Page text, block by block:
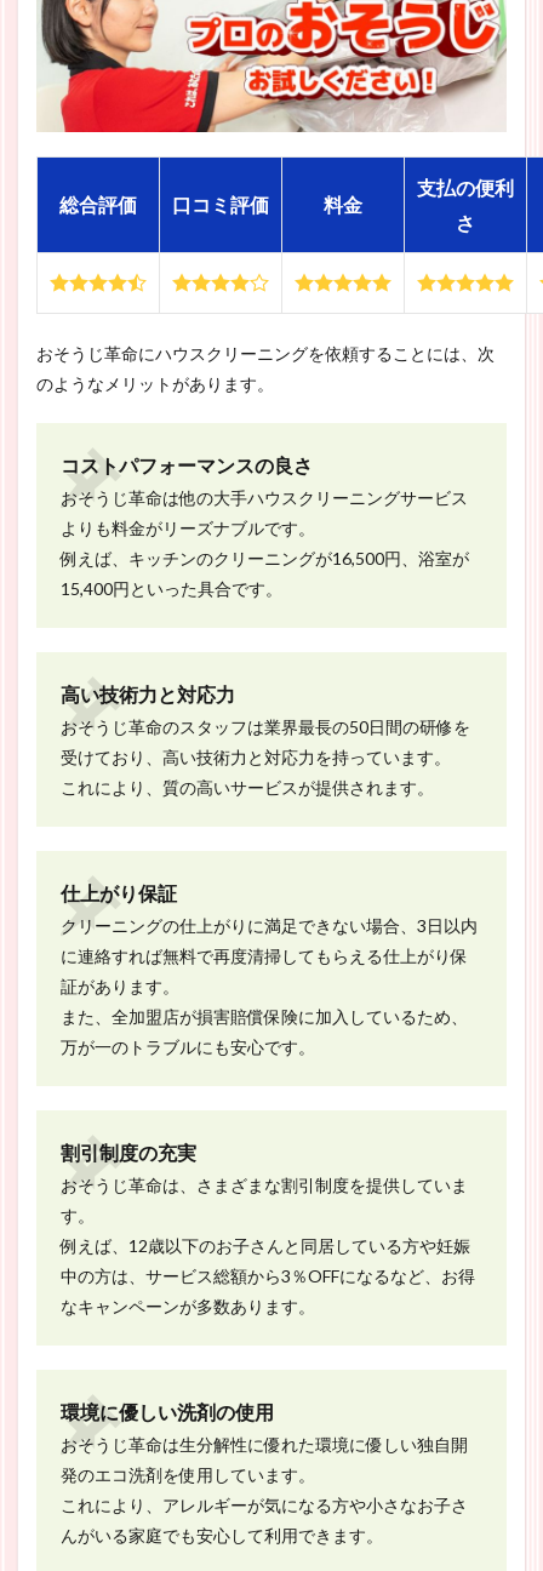
総合評価 口コミ評価 料金
支払の便利
さ
おそうじ革命にハウスクリーニングを依頼することには、次
のようなメリットがあります。
コストパフォーマンスの良さ
おそうじ革命は他の大手ハウスクリーニングサービス
よりも料金がリーズナブルです。
例えば、キッチンのクリーニングが16,500円、浴室が
15,400円といった具合です。
高い技術力と対応力
おそうじ革命のスタッフは業界最長の50日間の研修を
受けており、高い技術力と対応力を持っています。
これにより、質の高いサービスが提供されます。
仕上がり保証
クリーニングの仕上がりに満足できない場合、3日以内
に連絡すれば無料で再度清掃してもらえる仕上がり保
証があります。
また、全加盟店が損害賠償保険に加入しているため、
万が一のトラブルにも安心です。
割引制度の充実
おそうじ革命は、さまざまな割引制度を提供していま
す。
例えば、12歳以下のお子さんと同居している方や妊娠
中の方は、サービス総額から3％OFFになるなど、お得
なキャンペーンが多数あります。
環境に優しい洗剤の使用
おそうじ革命は生分解性に優れた環境に優しい独自開
発のエコ洗剤を使用しています。
これにより、アレルギーが気になる方や小さなお子さ
んがいる家庭でも安心して利用できます。